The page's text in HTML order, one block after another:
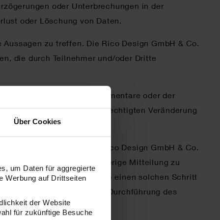
Über Cookies
um Daten für aggregierte
Werbung auf Drittseiten
der Website
für zukünftige Besuche
oder Unterbrechungen in der
oder Löschung von Daten.
zu treffen. Die Rico Design GmbH & Co.
die durch Teilnehmer und/oder Dritte
dem Einstellen der Kommentare oder der
oder bei der unberechtigten Veränderung
Dritte.
sind gegenüber der Rico Design GmbH & Co.
Ermessen und ohne vorherige Mitteilung zu
eingetretene Umstände einen solchen Schritt
oder geänderter Durchführung des